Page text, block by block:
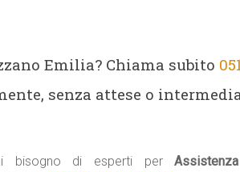
Emilia? Chiama subito
senza attese o
bisogno di esperti per